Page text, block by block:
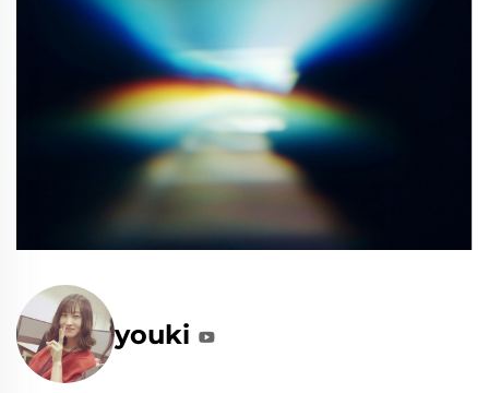
youki